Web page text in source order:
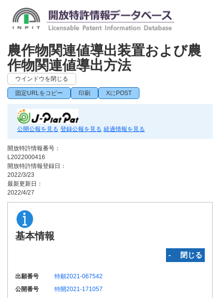
農作物関連値導出装置および農
作物関連値導出方法
ウインドウを閉じる
固定URLをコピー 印刷 XにPOST
公開公報を見る 登録公報を見る 経過情報を見る
開放特許情報番号：
L2022000416
開放特許情報登録日：
2022/3/23
最新更新日：
2022/4/27
基本情報
‐ 閉じる
出願番号
特願2021-067542
公開番号
特開2021-171057